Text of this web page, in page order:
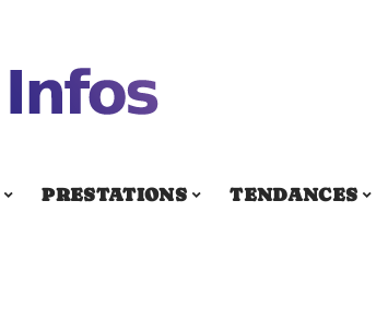
PRESTATIONS TENDANCES